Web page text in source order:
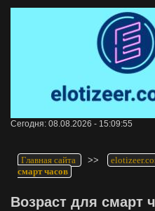
Сегодня: 08.08.2026 - 15:09:55
Главная сайта >>
смарт часов
Возраст для смарт